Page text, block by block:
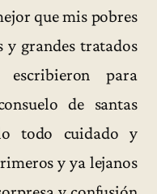
que mis pobres
y grandes tratados
para
de santas
todo cuidado y
y ya lejanos